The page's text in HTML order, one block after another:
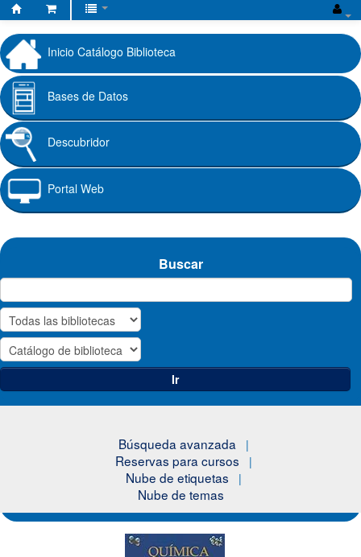
Fundación
Universitaria
Cafam
Inicio Catálogo Biblioteca
Bases de Datos
Descubridor
Portal Web
Buscar
Ir
Búsqueda avanzada
Reservas para cursos
Nube de etiquetas
Nube de temas